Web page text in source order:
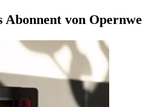
Abonnent von